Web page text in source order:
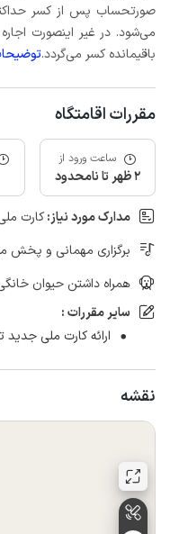
باقیمانده کسر می‌گردد.
مقررات اقامتگاه
ساعت ورود از
2 ظهر تا نامحدود
مدارک مورد نیاز:کارت
برگزاری مهمانی و پخش
همراه داشتن حیوان
سایر مقررات :
ارائه کارت ملی
نقشه